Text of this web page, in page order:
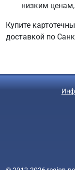
низким
Купите
доставкой по